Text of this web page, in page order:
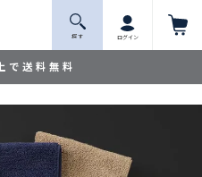
送料無料
探 す ログイン